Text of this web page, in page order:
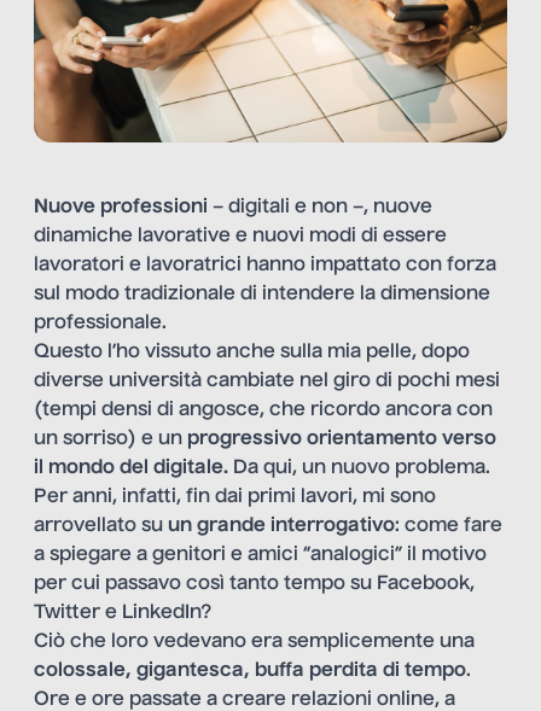
Nuove professioni – digitali e non –, nuove
dinamiche lavorative e nuovi modi di essere
lavoratori e lavoratrici hanno impattato con forza
sul modo tradizionale di intendere la dimensione
professionale.
Questo l’ho vissuto anche sulla mia pelle, dopo
diverse università cambiate nel giro di pochi mesi
(tempi densi di angosce, che ricordo ancora con
un sorriso) e un progressivo orientamento verso
il mondo del digitale. Da qui, un nuovo problema.
Per anni, infatti, fin dai primi lavori, mi sono
arrovellato su un grande interrogativo: come fare
a spiegare a genitori e amici “analogici” il motivo
per cui passavo così tanto tempo su Facebook,
Twitter e LinkedIn?
Ciò che loro vedevano era semplicemente una
colossale, gigantesca, buffa perdita di tempo.
Ore e ore passate a creare relazioni online, a